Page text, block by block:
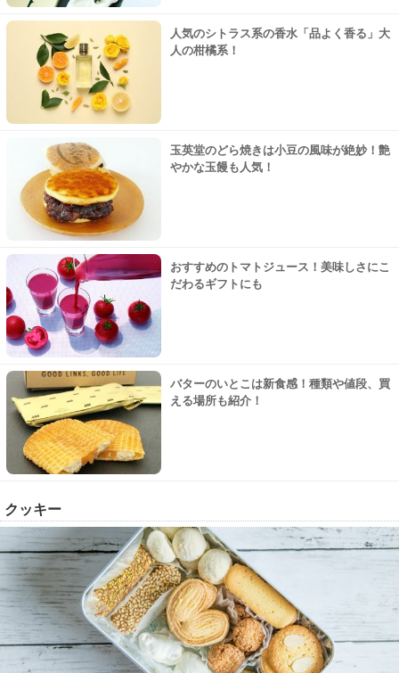
人気のシトラス系の香水「品よく香る」大
人の柑橘系！
玉英堂のどら焼きは小豆の風味が絶妙！艶
やかな玉饅も人気！
おすすめのトマトジュース！美味しさにこ
だわるギフトにも
バターのいとこは新食感！種類や値段、買
える場所も紹介！
クッキー